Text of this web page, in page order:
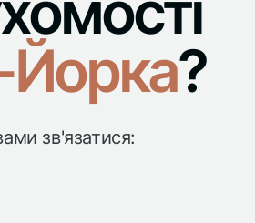
?
зв'язатися: